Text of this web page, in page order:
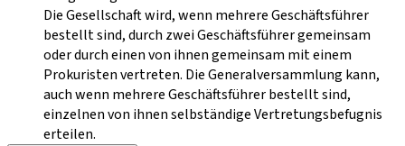
Die Gesellschaft wird, wenn mehrere Geschäftsführer
bestellt sind, durch zwei Geschäftsführer gemeinsam
oder durch einen von ihnen gemeinsam mit einem
Prokuristen vertreten. Die Generalversammlung kann,
auch wenn mehrere Geschäftsführer bestellt sind,
einzelnen von ihnen selbständige Vertretungsbefugnis
erteilen.